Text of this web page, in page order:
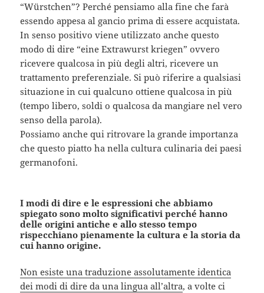
“Würstchen”? Perché pensiamo alla fine che farà
essendo appesa al gancio prima di essere acquistata.
In senso positivo viene utilizzato anche questo
modo di dire “eine Extrawurst kriegen” ovvero
ricevere qualcosa in più degli altri, ricevere un
trattamento preferenziale. Si può riferire a qualsiasi
situazione in cui qualcuno ottiene qualcosa in più
(tempo libero, soldi o qualcosa da mangiare nel vero
senso della parola).
Possiamo anche qui ritrovare la grande importanza
che questo piatto ha nella cultura culinaria dei paesi
germanofoni.
I modi di dire e le espressioni che abbiamo
spiegato sono molto significativi perché hanno
delle origini antiche e allo stesso tempo
rispecchiano pienamente la cultura e la storia da
cui hanno origine.
Non esiste una traduzione assolutamente identica
dei modi di dire da una lingua all’altra, a volte ci